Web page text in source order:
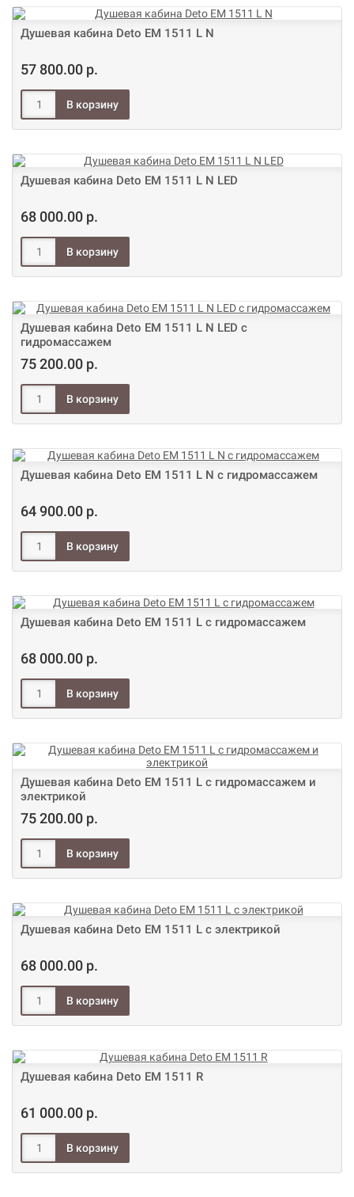
Душевая кабина Deto ЕМ 1511 L N
57 800.00 р.
Душевая кабина Deto ЕМ 1511 L N LED
68 000.00 р.
Душевая кабина Deto ЕМ 1511 L N LED с
гидромассажем
75 200.00 р.
Душевая кабина Deto ЕМ 1511 L N с гидромассажем
64 900.00 р.
Душевая кабина Deto ЕМ 1511 L с гидромассажем
68 000.00 р.
Душевая кабина Deto ЕМ 1511 L с гидромассажем и
электрикой
75 200.00 р.
Душевая кабина Deto ЕМ 1511 L с электрикой
68 000.00 р.
Душевая кабина Deto ЕМ 1511 R
61 000.00 р.